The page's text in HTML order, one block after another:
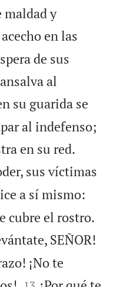
maldad y
en las
de sus
al
su guarida se
al indefenso;
en su red.
sus víctimas
a sí mismo:
cubre el rostro.
SEÑOR!
¡No te